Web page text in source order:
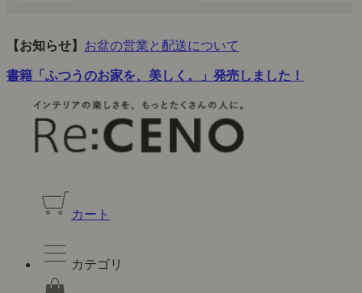
【お知らせ】 お盆の営業と配送について
書籍「ふつうのお家を、美しく。」発売しました！
カート
カテゴリ